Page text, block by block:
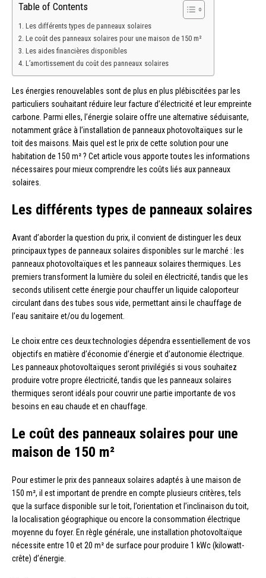
Table of Contents
Les différents types de panneaux solaires
Le coût des panneaux solaires pour une maison de 150 m²
Les aides financières disponibles
L’amortissement du coût des panneaux solaires
Les énergies renouvelables sont de plus en plus plébiscitées par les
particuliers souhaitant réduire leur facture d’électricité et leur empreinte
carbone. Parmi elles, l’énergie solaire offre une alternative séduisante,
notamment grâce à l’installation de panneaux photovoltaïques sur le
toit des maisons. Mais quel est le prix de cette solution pour une
habitation de 150 m² ? Cet article vous apporte toutes les informations
nécessaires pour mieux comprendre les coûts liés aux panneaux
solaires.
Les différents types de panneaux solaires
Avant d’aborder la question du prix, il convient de distinguer les deux
principaux types de panneaux solaires disponibles sur le marché : les
panneaux photovoltaïques et les panneaux solaires thermiques. Les
premiers transforment la lumière du soleil en électricité, tandis que les
seconds utilisent cette énergie pour chauffer un liquide caloporteur
circulant dans des tubes sous vide, permettant ainsi le chauffage de
l’eau sanitaire et/ou du logement.
Le choix entre ces deux technologies dépendra essentiellement de vos
objectifs en matière d’économie d’énergie et d’autonomie électrique.
Les panneaux photovoltaïques seront privilégiés si vous souhaitez
produire votre propre électricité, tandis que les panneaux solaires
thermiques seront idéals pour couvrir une partie importante de vos
besoins en eau chaude et en chauffage.
Le coût des panneaux solaires pour une
maison de 150 m²
Pour estimer le prix des panneaux solaires adaptés à une maison de
150 m², il est important de prendre en compte plusieurs critères, tels
que la surface disponible sur le toit, l’orientation et l’inclinaison du toit,
la localisation géographique ou encore la consommation électrique
moyenne du foyer. En règle générale, une installation photovoltaïque
nécessite entre 10 et 20 m² de surface pour produire 1 kWc (kilowatt-
crête) d’énergie.